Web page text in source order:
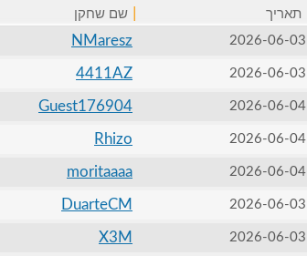
תאריך שם שחקן
2026-06-03
NMaresz
2026-06-03
4411AZ
2026-06-04
Guest176904
2026-06-04
Rhizo
2026-06-04
moritaaaa
2026-06-03
DuarteCM
2026-06-03
X3M